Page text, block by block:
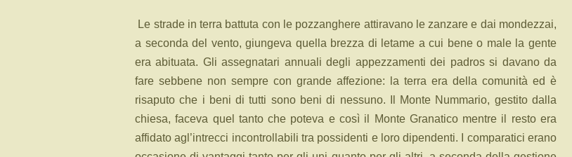
Le strade in terra battuta con le pozzanghere attiravano le zanzare e dai mondezzai,
a seconda del vento, giungeva quella brezza di letame a cui bene o male la gente
era abituata. Gli assegnatari annuali degli appezzamenti dei padros si davano da
fare sebbene non sempre con grande affezione: la terra era della comunità ed è
risaputo che i beni di tutti sono beni di nessuno. Il Monte Nummario, gestito dalla
chiesa, faceva quel tanto che poteva e così il Monte Granatico mentre il resto era
affidato agl’intrecci incontrollabili tra possidenti e loro dipendenti. I comparatici erano